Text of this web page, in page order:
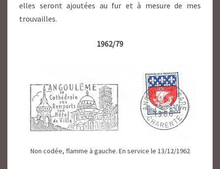
elles seront ajoutées au fur et à mesure de mes
trouvailles.
1962/79
Non codée, flamme à gauche. En service le 13/12/1962